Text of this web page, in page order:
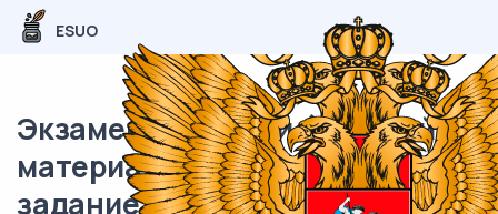
ESUO
Экзаменационный (типовой)
материал ЕГЭ / База / 07
задание (24) / 130